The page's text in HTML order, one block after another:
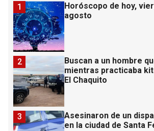
Horóscopo de hoy,
agosto
1
Buscan a un hombre
mientras practicaba
El Chaquito
2
Asesinaron de un
en la ciudad de Santa
3